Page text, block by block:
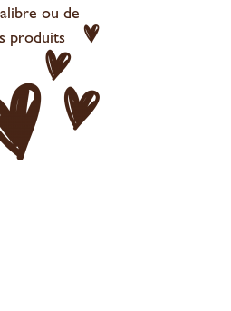
ou de
produits